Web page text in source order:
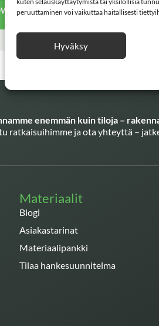
peruuttaminen voi vaikuttaa haitallisesti
Hyväksy
LOGO
(PNG)
enemmän kuin tiloja –
ratkaisuihimme ja ota yhteyttä –
Materiaalit
Blogi
Asiakastarinat
Materiaalipankki
Tilaa hankesuunnitelma